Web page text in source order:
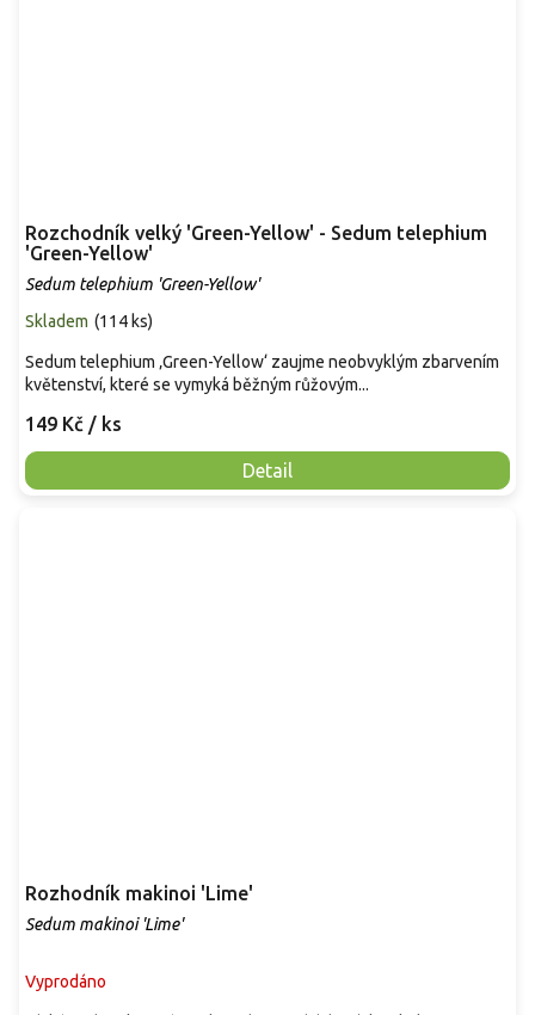
Rozchodník velký 'Green-Yellow' - Sedum telephium
'Green-Yellow'
Sedum telephium 'Green-Yellow'
Skladem (114 ks)
149 Kč / ks
Detail
Sedum telephium ‚Green-Yellow‘ zaujme neobvyklým zbarvením
květenství, které se vymyká běžným růžovým...
Rozhodník makinoi 'Lime'
Sedum makinoi 'Lime'
Vyprodáno